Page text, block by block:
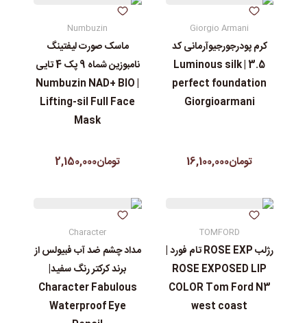
Giorgio Armani
کرم پودرجورجیوآرمانی کد
3.5 | Luminous silk
perfect foundation
Giorgioarmani
تومان16,100,000
Numbuzin
ماسک صورت لیفتینگ
نامبوزین شماه 9 پک 4 تایی
| Numbuzin NAD+ BIO
Lifting-sil Full Face
Mask
تومان2,150,000
TOMFORD
رژلب ROSE EXP تام فورد |
ROSE EXPOSED LIP
COLOR Tom Ford N3
west coast
Character
مداد چشم ضد آب فبیولس از
برند کرکتر رنگ سفید|
Character Fabulous
Waterproof Eye